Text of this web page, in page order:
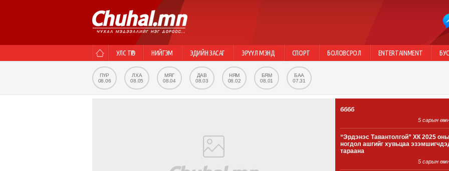
УЛС ТӨР НИЙГЭМ ЭДИЙН ЗАСАГ ЭРҮҮЛ МЭНД СПОРТ БОЛОВСРОЛ ENTERTAINMENT
ПҮР
08.06
ЛХА
08.05
МЯГ
08.04
ДАВ
08.03
НЯМ
08.02
БЯМ
08.01
БАА
07.31
бббб
5 сарын
“Эрдэнэс Тавантолгой” ХК 2025 оны
ногдол ашгийг хувьцаа
тараана
5 сарын